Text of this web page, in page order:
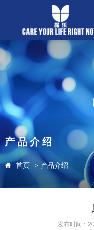
产品介绍
首页 > 产品介绍
发布时间：